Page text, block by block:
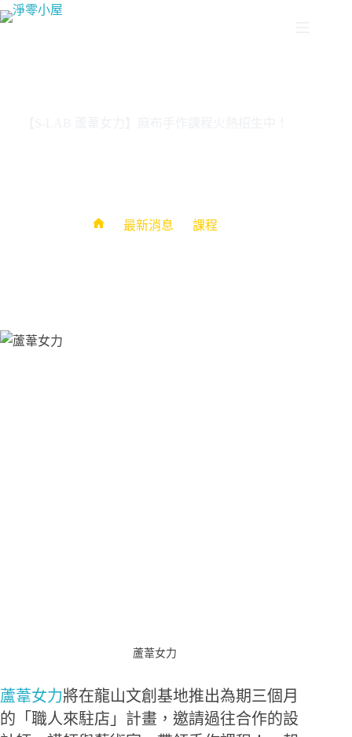
最新消息 課程
蘆葦女力
蘆葦女力將在龍山文創基地推出為期三個月
的「職人來駐店」計畫，邀請過往合作的設